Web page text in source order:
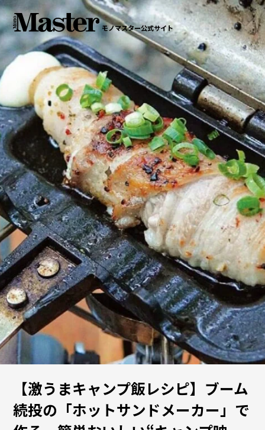
モノマスター公式サイト
【激うまキャンプ飯レシピ】ブーム
続投の「ホットサンドメーカー」で